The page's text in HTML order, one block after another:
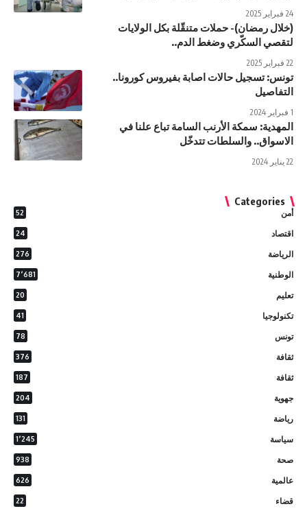
24 فبراير 2025
(خلال رمضان)- حملات متنقّلة بكل الولايات
لتقصي السكّري وضغط الدم..
تونس: تسجيل حالات اصابة بفيروس كورونا..
التفاصيل
المهدية: سمكة الأرنب السامة تباع علنا في
الاسواق.. والسلطات تتدخّل
Categories
أمن 52
اقتصاد 24
الرياضة 276
الوطنية 7٬681
تعليم 20
تكنولوجيا 41
تونس 78
ثقافة 376
ثقافة 187
جهوية 204
رياضة 131
سياسة 1٬245
صحة 938
عالمية 626
قضاء 22